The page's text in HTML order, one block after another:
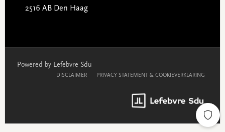
2516 AB Den Haag
Powered by Lefebvre Sdu
DISCLAIMER PRIVACY STATEMENT & COOKIEVERKLARING